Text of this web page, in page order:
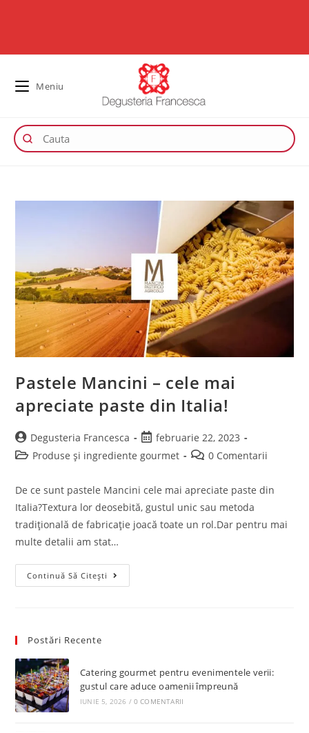
Meniu
Pastele Mancini – cele mai
apreciate paste din Italia!
Degusteria Francesca
februarie 22, 2023
Produse și ingrediente gourmet
0 Comentarii
De ce sunt pastele Mancini cele mai apreciate paste din
Italia?Textura lor deosebită, gustul unic sau metoda
tradițională de fabricație joacă toate un rol.Dar pentru mai
multe detalii am stat…
Continuă Să Citești
Postări Recente
Catering gourmet pentru evenimentele verii:
gustul care aduce oamenii împreună
IUNIE 5, 2026 / 0 COMENTARII